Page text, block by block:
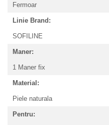
Fermoar
Linie Brand:
SOFILINE
Maner:
1 Maner fix
Material:
Piele naturala
Pentru: